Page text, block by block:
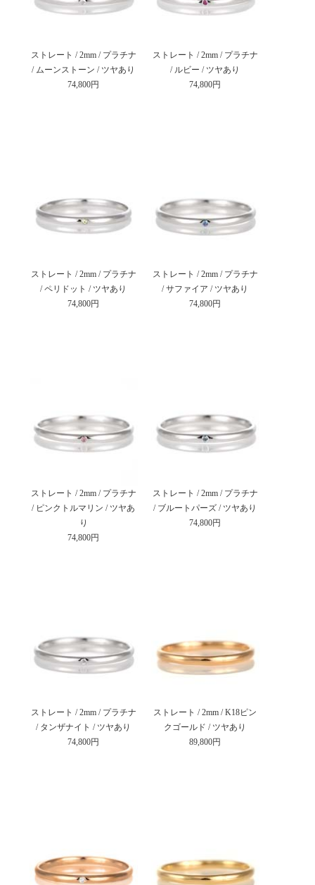
ストレート / 2mm / プラチナ
/ ムーンストーン / ツヤあり
74,800円
ストレート / 2mm / プラチナ
/ ルビー / ツヤあり
74,800円
ストレート / 2mm / プラチナ
/ ペリドット / ツヤあり
74,800円
ストレート / 2mm / プラチナ
/ サファイア / ツヤあり
74,800円
ストレート / 2mm / プラチナ
/ ピンクトルマリン / ツヤあ
り
74,800円
ストレート / 2mm / プラチナ
/ ブルートパーズ / ツヤあり
74,800円
ストレート / 2mm / プラチナ
/ タンザナイト / ツヤあり
74,800円
ストレート / 2mm / K18ピン
クゴールド / ツヤあり
89,800円